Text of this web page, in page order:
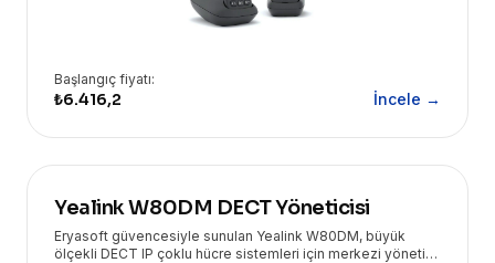
Başlangıç fiyatı:
₺6.416,2 İncele →
Yealink W80DM DECT Yöneticisi
Eryasoft güvencesiyle sunulan Yealink W80DM, büyük
ölçekli DECT IP çoklu hücre sistemleri için merkezi yönetim